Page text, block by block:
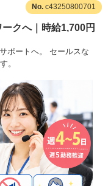
c43250800701
クへ｜時給1,700円
ポートへ。 セールスな
。